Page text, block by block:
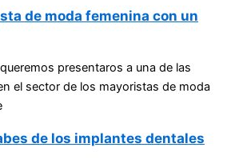
de moda femenina con un
presentaros a una de las
el sector de los mayoristas de moda
de los implantes dentales